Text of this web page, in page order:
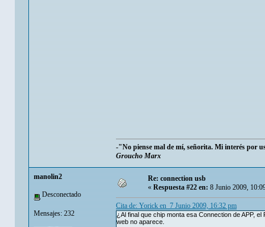
-"No piense mal de mí, señorita. Mi interés por
Groucho Marx
manolin2
Desconectado
Mensajes: 232
Re: connection usb
«Respuesta #22 en:8 Junio 2009,
Cita de: Yorick en 7 Junio 2009, 16:32 pm
¿Al final que chip monta esa Connection de APP,
web no aparece.